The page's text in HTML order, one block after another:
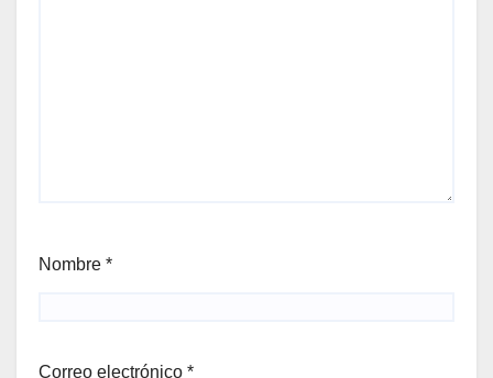
Nombre *
Correo electrónico *